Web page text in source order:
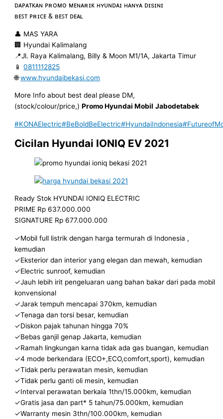
ᴅᴀᴘᴀᴛᴋᴀɴ ᴘʀᴏᴍᴏ ᴍᴇɴᴀʀɪᴋ ʜʏᴜɴᴅᴀɪ ʜᴀɴʏᴀ ᴅɪsɪɴɪ
ʙᴇꜱᴛ ᴘʀɪᴄᴇ & ʙᴇꜱᴛ ᴅᴇᴀʟ
👤 MAS YARA
🏢 Hyundai Kalimalang
📍Jl. Raya Kalimalang, Billy & Moon M1/1A, Jakarta Timur
📱0811112825
🌐www.hyundaibekasi.com
More Info about best deal please DM,
(stock/colour/price,)Promo Hyundai Mobil Jabodetabek
#KONAElectric#BeBoldBeElectric#HyundaiIndonesia
Cicilan Hyundai IONIQ EV 2021
Ready Stok HYUNDAI IONIQ ELECTRIC
PRIME Rp 637.000.000
SIGNATURE Rp 677.000.000
✓Mobil full listrik dengan harga termurah di Indonesia ,
kemudian
✓Eksterior dan interior yang elegan dan mewah, kemudian
✓Electric sunroof, kemudian
✓Jauh lebih irit pengeluaran uang bahan bakar dari pada mobil
konvensional
✓Jarak tempuh mencapai 370km, kemudian
✓Tenaga dan torsi besar, kemudian
✓Diskon pajak tahunan hingga 70%
✓Bebas ganjil genap Jakarta, kemudian
✓Ramah lingkungan karna tidak ada gas buangan, kemudian
✓4 mode berkendara (ECO+,ECO,comfort,sport), kemudian
✓Tidak perlu perawatan mesin, kemudian
✓Tidak perlu ganti oli mesin, kemudian
✓Interval perawatan berkala 1thn/15.000km, kemudian
✓Gratis jasa dan part* 5 tahun/75.000km, kemudian
✓Warranty mesin 3thn/100.000km, kemudian